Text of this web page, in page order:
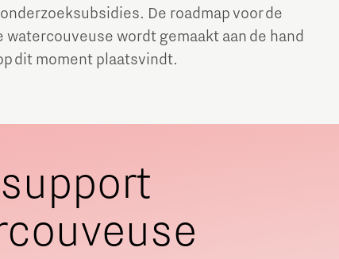
De roadmap voor de
wordt gemaakt aan de hand
dit moment plaatsvindt.